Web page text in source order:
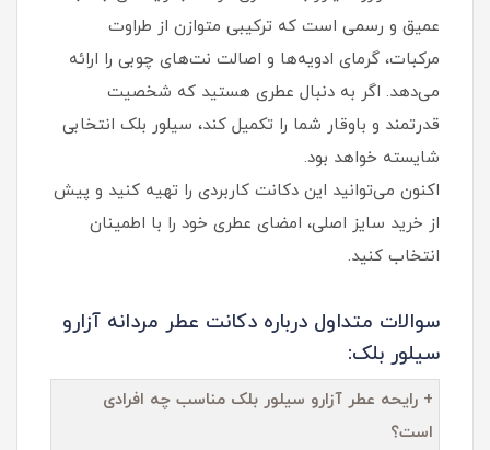
عمیق و رسمی است که ترکیبی متوازن از طراوت
مرکبات، گرمای ادویه‌ها و اصالت نت‌های چوبی را ارائه
می‌دهد. اگر به‌ دنبال عطری هستید که شخصیت
قدرتمند و باوقار شما را تکمیل کند، سیلور بلک انتخابی
شایسته خواهد بود.
اکنون می‌توانید این دکانت کاربردی را تهیه کنید و پیش
از خرید سایز اصلی، امضای عطری خود را با اطمینان
انتخاب کنید.
سوالات متداول درباره دکانت عطر مردانه آزارو
سیلور بلک:
+ رایحه عطر آزارو سیلور بلک مناسب چه افرادی
است؟